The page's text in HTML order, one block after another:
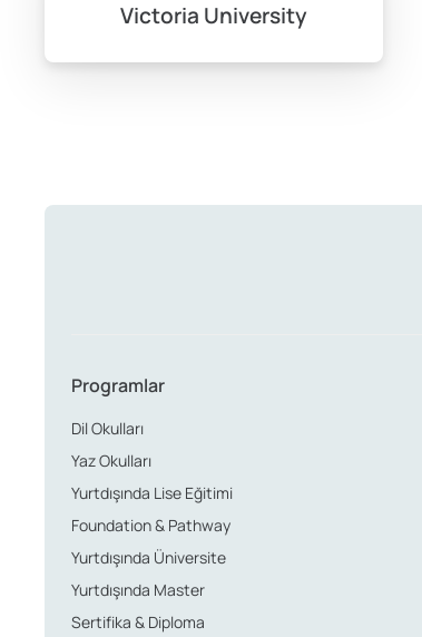
Victoria University
Programlar
Dil Okulları
Yaz Okulları
Yurtdışında Lise Eğitimi
Foundation & Pathway
Yurtdışında Üniversite
Yurtdışında Master
Sertifika & Diploma